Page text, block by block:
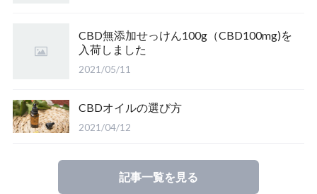
CBD無添加せっけん100g（CBD100mg)を
入荷しました
2021/05/11
CBDオイルの選び方
2021/04/12
記事一覧を見る